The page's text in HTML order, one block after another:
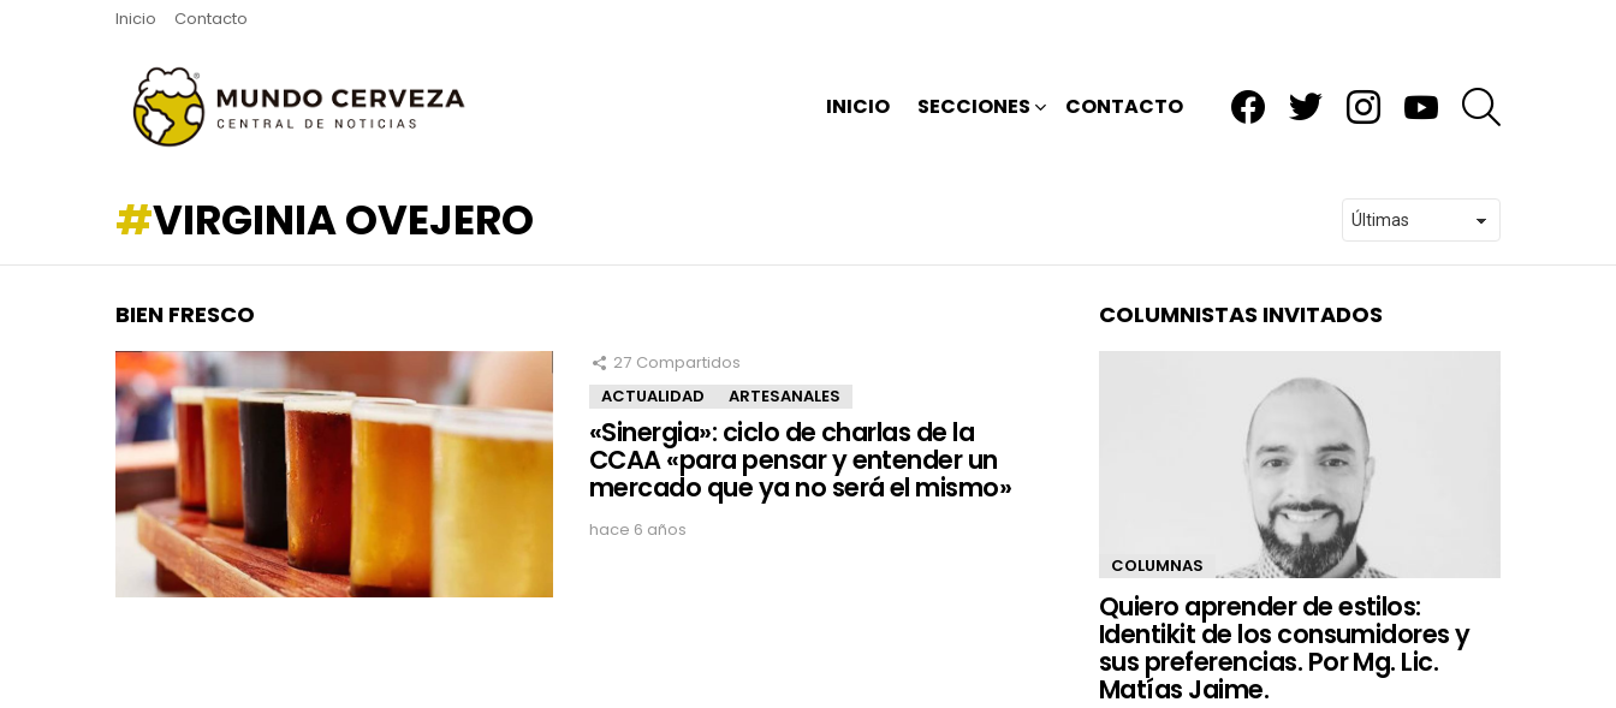
Inicio Contacto
INICIO SECCIONES CONTACTO
VIRGINIA OVEJERO
BIEN FRESCO
27 Compartidos
ACTUALIDAD
ARTESANALES
«Sinergia»: ciclo de charlas de la
CCAA «para pensar y entender un
mercado que ya no será el mismo»
hace 6 años
COLUMNISTAS INVITADOS
COLUMNAS
Quiero aprender de estilos:
Identikit de los consumidores y
sus preferencias. Por Mg. Lic.
Matías Jaime.